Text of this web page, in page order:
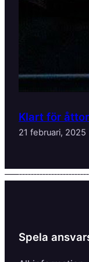
Klart för
21 februari, 2025
Spela